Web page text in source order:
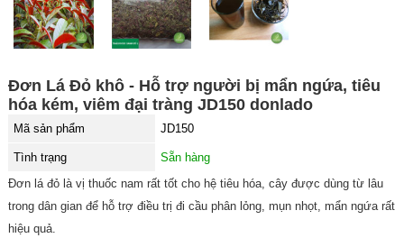
Đơn Lá Đỏ khô - Hỗ trợ người bị mẩn ngứa, tiêu
hóa kém, viêm đại tràng JD150 donlado
Mã sản phẩm JD150
Tình trạng
Sẵn hàng
Đơn lá đỏ là vị thuốc nam rất tốt cho hệ tiêu hóa, cây được dùng từ lâu
trong dân gian để hỗ trợ điều trị đi cầu phân lỏng, mụn nhọt, mẩn ngứa rất
hiệu quả.